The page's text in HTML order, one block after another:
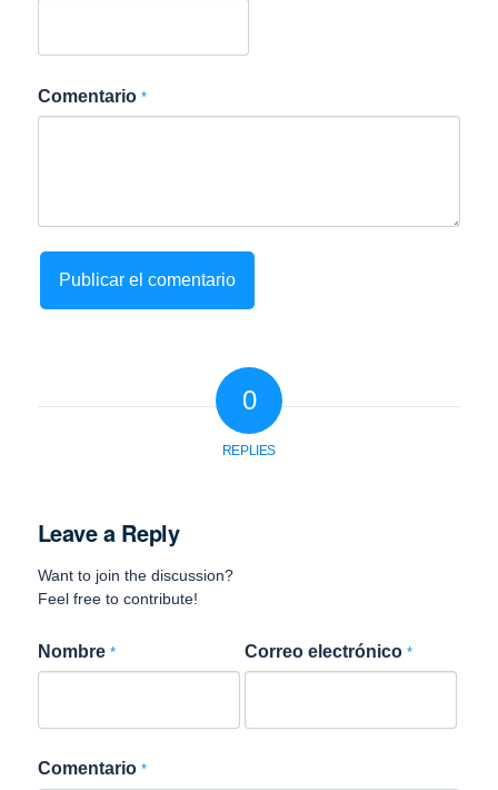
Comentario *
0
REPLIES
Leave a Reply
Want to join the discussion?
Feel free to contribute!
Nombre * Correo electrónico*
Comentario *